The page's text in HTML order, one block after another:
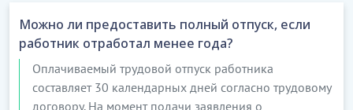
Можно ли предоставить полный отпуск, если
работник отработал менее года?
Оплачиваемый трудовой отпуск работника
составляет 30 календарных дней согласно трудовому
договору. На момент подачи заявления о